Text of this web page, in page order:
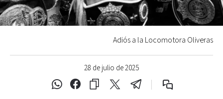
28 de julio de 2025
Adiós a la Locomotora Oliveras